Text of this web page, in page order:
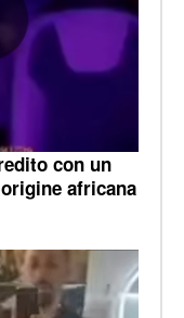
con un
africana